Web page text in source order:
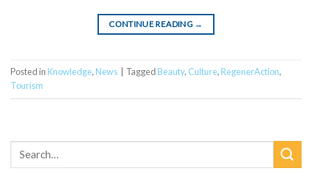
CONTINUE READING →
Posted in Knowledge, News Tagged Beauty, Culture, RegenerAction,
Tourism